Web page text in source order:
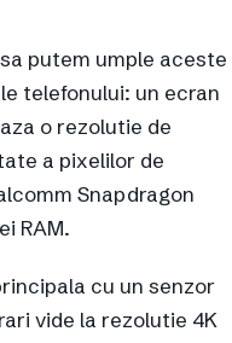
putem umple aceste
telefonului: un ecran
o rezolutie de
a pixelilor de
Snapdragon
RAM.
cu un senzor
vide la rezolutie 4K